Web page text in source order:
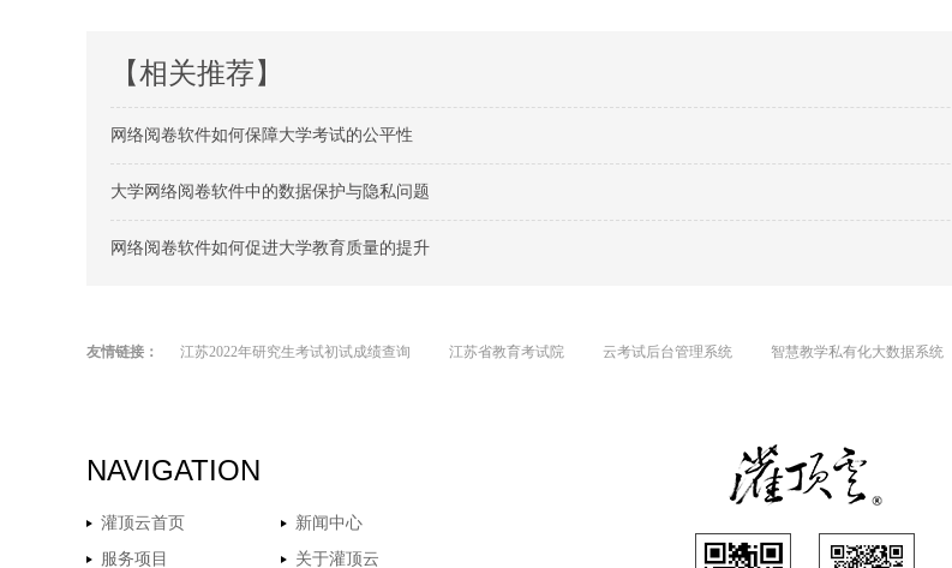
【相关推荐】
网络阅卷软件如何保障大学考试的公平性
大学网络阅卷软件中的数据保护与隐私问题
网络阅卷软件如何促进大学教育质量的提升
友情链接： 江苏2022年研究生考试初试成绩查询 江苏省教育考试院 云考试后台管理系统 智慧教学私有化大数据系统
NAVIGATION
灌顶云首页
新闻中心
服务项目
关于灌顶云